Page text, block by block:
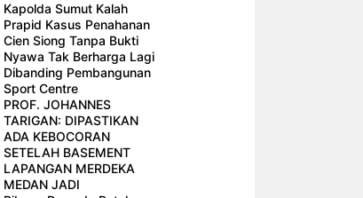
Kapolda Sumut Kalah
Prapid Kasus Penahanan
Cien Siong Tanpa Bukti
Nyawa Tak Berharga Lagi
Dibanding Pembangunan
Sport Centre
PROF. JOHANNES
TARIGAN: DIPASTIKAN
ADA KEBOCORAN
SETELAH BASEMENT
LAPANGAN MERDEKA
MEDAN JADI